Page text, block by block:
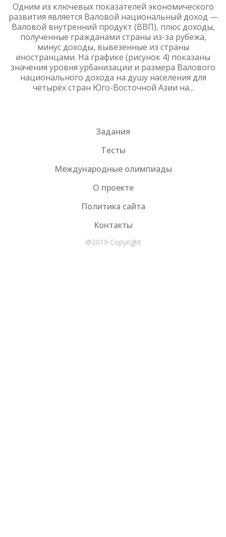
Одним из ключевых показателей экономического
развития является Валовой национальный доход —
Валовой внутренний продукт (ВВП), плюс доходы,
полученные гражданами страны из-за рубежа,
минус доходы, вывезенные из страны
иностранцами. На графике (рисунок 4) показаны
значения уровня урбанизации и размера Валового
национального дохода на душу населения для
четырёх стран Юго-Восточной Азии на...
Задания
Тесты
Международные олимпиады
О проекте
Политика сайта
Контакты
@2019 Copyright